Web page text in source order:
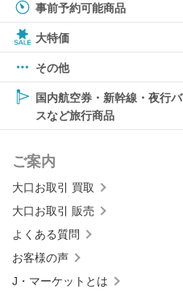
事前予約可能商品
大特価
その他
国内航空券・新幹線・夜行バ
スなど旅行商品
ご案内
大口お取引 買取
大口お取引 販売
よくある質問
お客様の声
J・マーケットとは